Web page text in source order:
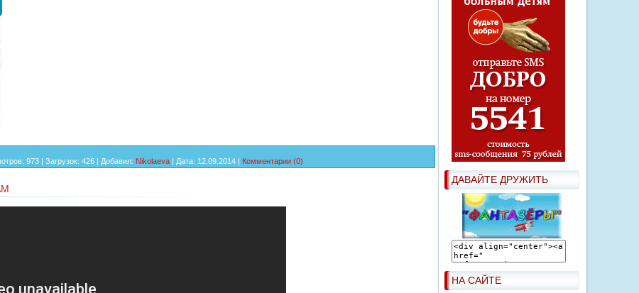
ДАВАЙТЕ ДРУЖИТЬ
НА САЙТЕ
973 | Загрузок: 426 | Добавил: Nikolaeva | Дата: 12.09.2014 | Комментарии (0)